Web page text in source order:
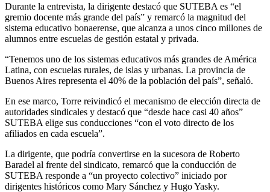
Durante la entrevista, la dirigente destacó que SUTEBA es “el
gremio docente más grande del país” y remarcó la magnitud del
sistema educativo bonaerense, que alcanza a unos cinco millones de
alumnos entre escuelas de gestión estatal y privada.
“Tenemos uno de los sistemas educativos más grandes de América
Latina, con escuelas rurales, de islas y urbanas. La provincia de
Buenos Aires representa el 40% de la población del país”, señaló.
En ese marco, Torre reivindicó el mecanismo de elección directa de
autoridades sindicales y destacó que “desde hace casi 40 años”
SUTEBA elige sus conducciones “con el voto directo de los
afiliados en cada escuela”.
La dirigente, que podría convertirse en la sucesora de Roberto
Baradel al frente del sindicato, remarcó que la conducción de
SUTEBA responde a “un proyecto colectivo” iniciado por
dirigentes históricos como Mary Sánchez y Hugo Yasky.